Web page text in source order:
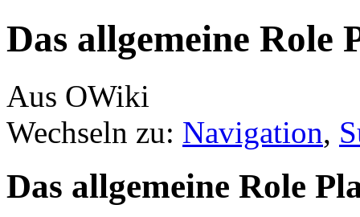
Das allgemeine Role
Aus OWiki
Wechseln zu: Navigation,
Das allgemeine Role